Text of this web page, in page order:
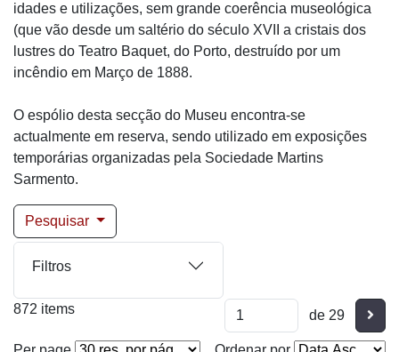
idades e utilizações, sem grande coerência museológica
(que vão desde um saltério do século XVII a cristais dos
lustres do Teatro Baquet, do Porto, destruído por um
incêndio em Março de 1888.
O espólio desta secção do Museu encontra-se
actualmente em reserva, sendo utilizado em exposições
temporárias organizadas pela Sociedade Martins
Sarmento.
Pesquisar
Filtros
872 items de 29